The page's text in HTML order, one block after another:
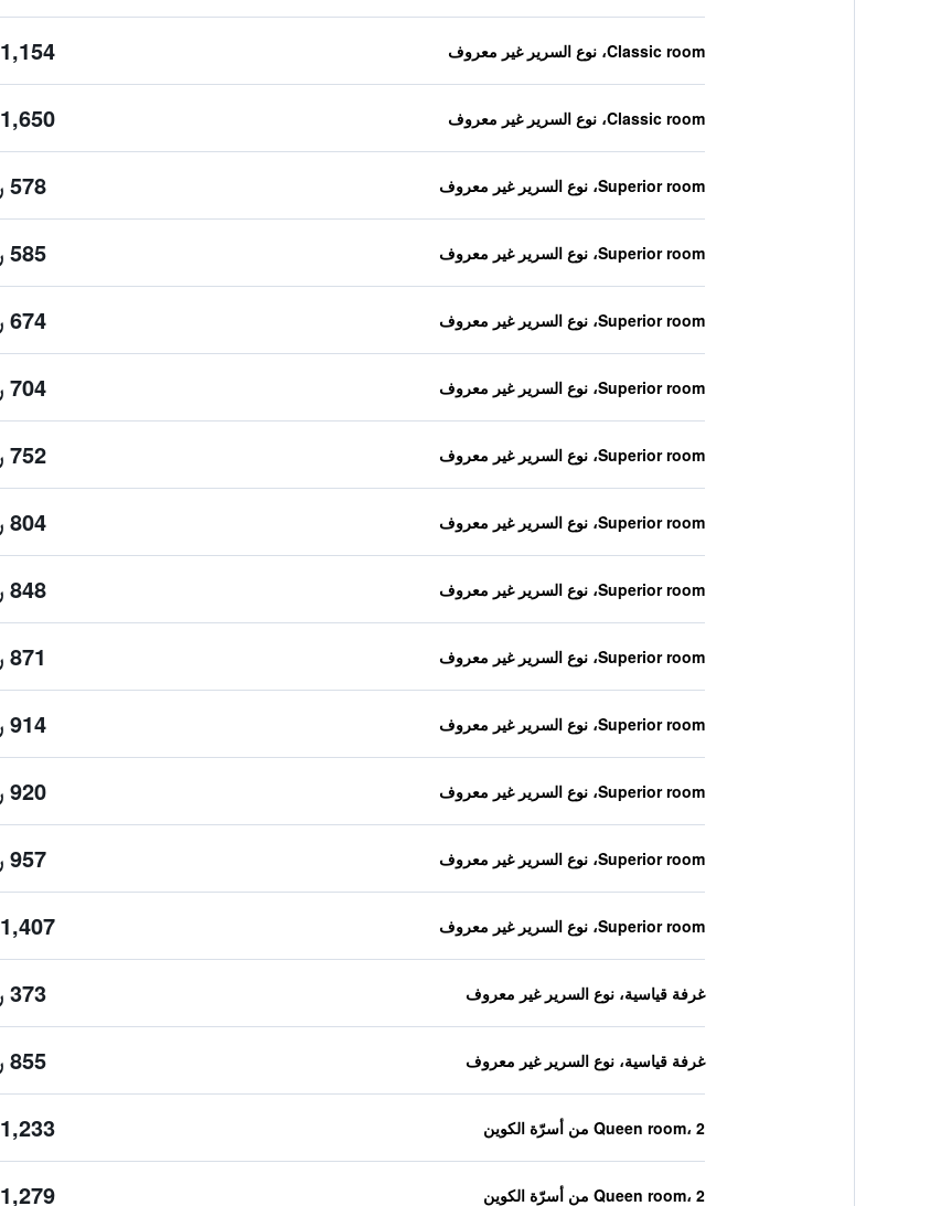
Classic room، نوع السرير غير معروف 1,154 ﷼
Classic room، نوع السرير غير معروف 1,650 ﷼
Superior room، نوع السرير غير معروف 578 ﷼
Superior room، نوع السرير غير معروف 585 ﷼
Superior room، نوع السرير غير معروف 674 ﷼
Superior room، نوع السرير غير معروف 704 ﷼
Superior room، نوع السرير غير معروف 752 ﷼
Superior room، نوع السرير غير معروف 804 ﷼
Superior room، نوع السرير غير معروف 848 ﷼
Superior room، نوع السرير غير معروف 871 ﷼
Superior room، نوع السرير غير معروف 914 ﷼
Superior room، نوع السرير غير معروف 920 ﷼
Superior room، نوع السرير غير معروف 957 ﷼
Superior room، نوع السرير غير معروف 1,407 ﷼
غرفة قياسية، نوع السرير غير معروف 373 ﷼
غرفة قياسية، نوع السرير غير معروف 855 ﷼
Queen room، 2 من أسرّة الكوين 1,233 ﷼
Queen room، 2 من أسرّة الكوين 1,279 ﷼